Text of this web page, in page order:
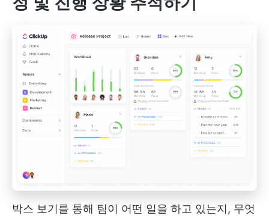
박스 보기를 통해 팀이 어떤 일을 하고 있는지, 무엇